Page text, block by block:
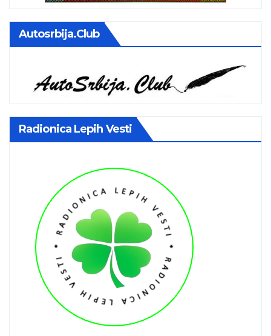
Autosrbija.club
Radionica Lepih Vesti